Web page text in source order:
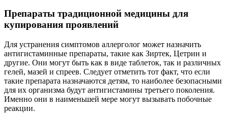
Препараты традиционной медицины для
купирования проявлений
Для устранения симптомов аллерголог может назначить
антигистаминные препараты, такие как Зиртек, Цетрин и
другие. Они могут быть как в виде таблеток, так и различных
гелей, мазей и спреев. Следует отметить тот факт, что если
такие препарата назначаются детям, то наиболее безопасными
для их организма будут антигистамины третьего поколения.
Именно они в наименьшей мере могут вызывать побочные
реакции.